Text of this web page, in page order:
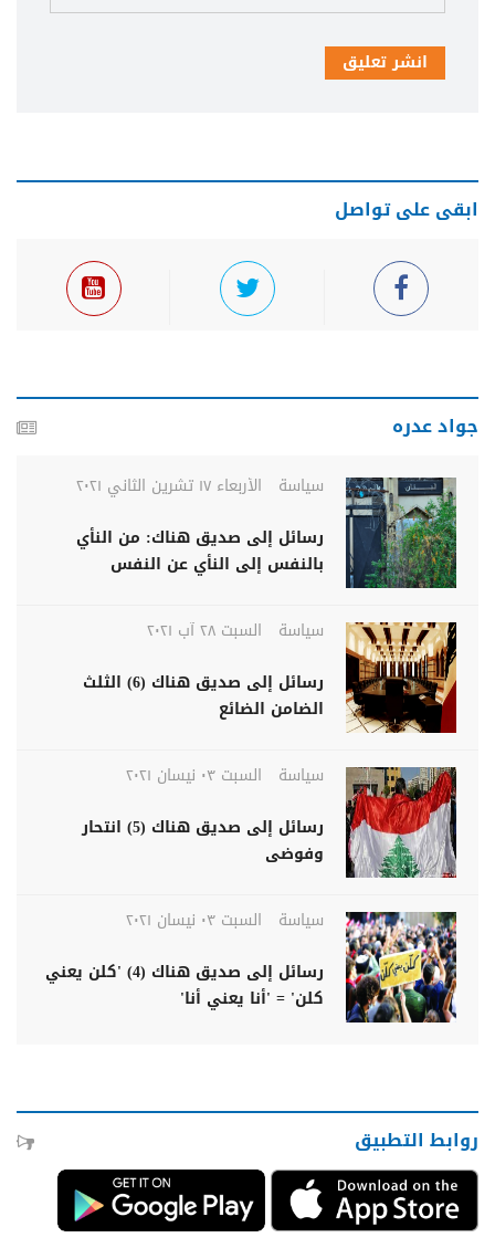
انشر تعليق
ابقى على تواصل
جواد عدره
سياسة
الأربعاء ١٧ تشرين الثاني ٢٠٢١
رسائل إلى صديق هناك: من النأي
بالنفس إلى النأي عن النفس
سياسة
السبت ٢٨ آب ٢٠٢١
رسائل إلى صديق هناك (6) الثلث
الضامن الضائع
سياسة
السبت ٠٣ نيسان ٢٠٢١
رسائل إلى صديق هناك (5) انتحار
وفوضى
سياسة
السبت ٠٣ نيسان ٢٠٢١
رسائل إلى صديق هناك (4) 'كلن يعني
كلن' = 'أنا يعني أنا'
روابط التطبيق